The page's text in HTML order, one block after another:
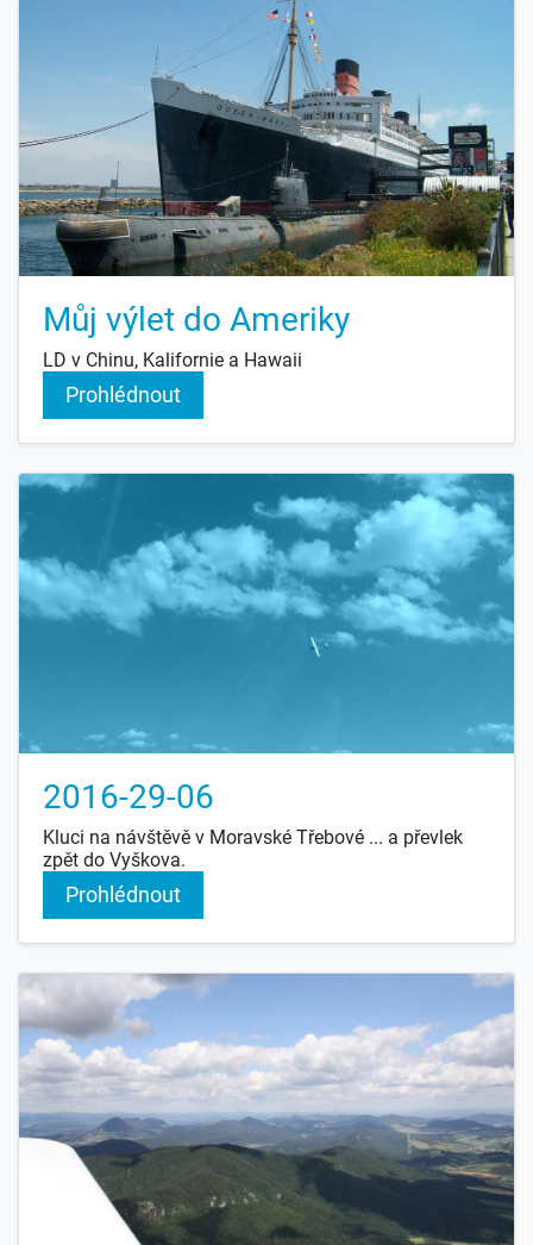
Můj výlet do Ameriky
LD v Chinu, Kalifornie a Hawaii
Prohlédnout
2016-29-06
Kluci na návštěvě v Moravské Třebové ... a převlek
zpět do Vyškova.
Prohlédnout